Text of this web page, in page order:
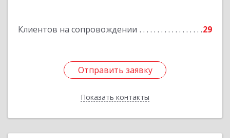
Клиентов на сопровождении 29
Отправить заявку
Показать контакты
Отправить заявку
Назад